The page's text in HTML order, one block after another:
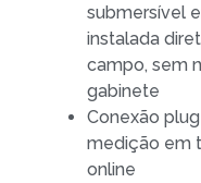
submersível
instalada
campo, sem
gabinete
Conexão
medição em
online